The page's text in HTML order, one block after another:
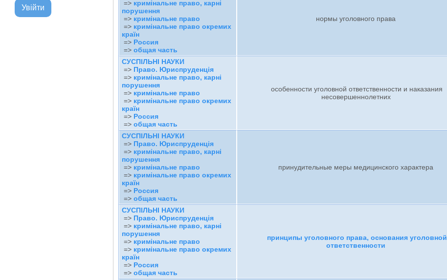
=> кримінальне право, карні
порушення
=> кримінальне право
=> кримінальне право окремих
країн
=> Россия
=> общая часть
нормы уголовного права
СУСПІЛЬНІ НАУКИ
=> Право. Юриспруденція
=> кримінальне право, карні
порушення
=> кримінальне право
=> кримінальне право окремих
країн
=> Россия
=> общая часть
особенности уголовной ответственности и наказания
несовершеннолетних
СУСПІЛЬНІ НАУКИ
=> Право. Юриспруденція
=> кримінальне право, карні
порушення
=> кримінальне право
=> кримінальне право окремих
країн
=> Россия
=> общая часть
принудительные меры медицинского характера
СУСПІЛЬНІ НАУКИ
=> Право. Юриспруденція
=> кримінальне право, карні
порушення
=> кримінальне право
=> кримінальне право окремих
країн
=> Россия
=> общая часть
принципы уголовного права, основания уголовной
ответственности